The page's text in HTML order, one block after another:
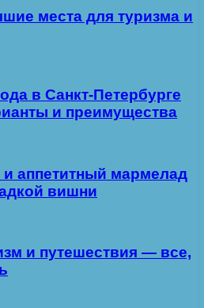
места для туризма и
в Санкт-Петербурге
и преимущества
аппетитный мармелад
вишни
и путешествия — все,